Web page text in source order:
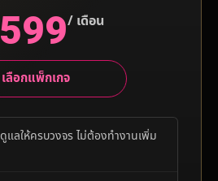
599/ เดือน
เลือกแพ็กเกจ
ดูแลให้ครบวงจร ไม่ต้องทำงานเพิ่ม